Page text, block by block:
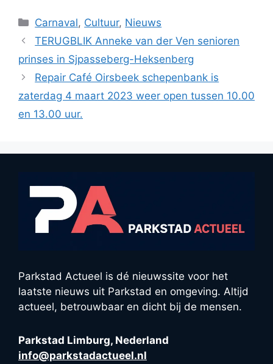
Categorieën
Carnaval, Cultuur, Nieuws
TERUGBLIK Anneke van der Ven senioren
prinses in Sjpasseberg-Heksenberg
Repair Café Oirsbeek schepenbank is
zaterdag 4 maart 2023 weer open tussen 10.00
en 13.00 uur.
Parkstad Actueel is dé nieuwssite voor het
laatste nieuws uit Parkstad en omgeving. Altijd
actueel, betrouwbaar en dicht bij de mensen.
Parkstad Limburg, Nederland
info@parkstadactueel.nl